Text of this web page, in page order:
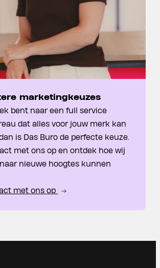
marketingkeuzes
bent naar een full service
dat alles voor jouw merk kan
is Das Buro de perfecte keuze.
met ons op en ontdek hoe wij
nieuwe hoogtes kunnen
met ons op